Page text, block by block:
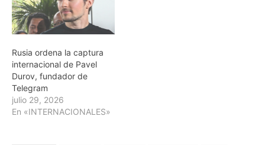
Rusia ordena la captura
internacional de Pavel
Durov, fundador de
Telegram
julio 29, 2026
En «INTERNACIONALES»